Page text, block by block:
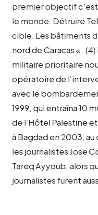
premier objectif c’est
le monde. Détruire
cible. Les bâtiments
nord de Caracas « .
militaire prioritaire
opératoire de
avec le
1999, qui entraîna 10
de l’Hôtel Palestine
à Bagdad en 2003,
les journalistes Jose
Tareq Ayyoub, alors
journalistes furent